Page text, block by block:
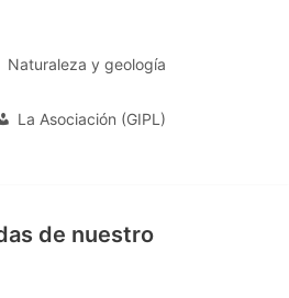
Naturaleza y geología
La Asociación (GIPL)
de nuestro